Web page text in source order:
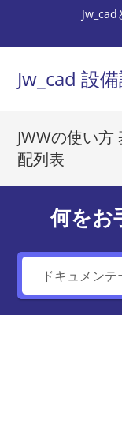
テ
プ
Jw_cad 設
JWWの使い
配列表
何をお